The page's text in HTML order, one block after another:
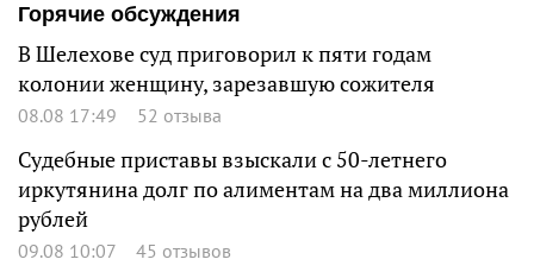
Горячие обсуждения
В Шелехове суд приговорил к пяти годам
колонии женщину, зарезавшую сожителя
08.08 17:49 52 отзыва
Судебные приставы взыскали с 50-летнего
иркутянина долг по алиментам на два миллиона
рублей
09.08 10:07 45 отзывов